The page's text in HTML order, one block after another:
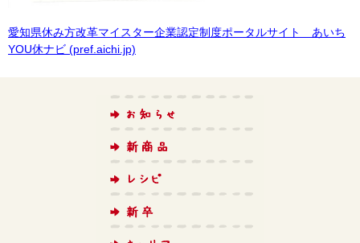
愛知県休み方改革マイスター企業認定制度ポータルサイト あいち
YOU休ナビ (pref.aichi.jp)